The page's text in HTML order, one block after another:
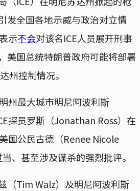
发全国各地示威与政治对立情
示不会对该名ICE人员展开刑事
美国总统特朗普政府可能将部署
州控制情况。
州最大城市明尼阿波利斯
探员罗斯（Jonathan Ross）在
国公民古德（Renee Nicole
、甚至涉及谋杀的强烈批评。
（Tim Walz）及明尼阿波利斯